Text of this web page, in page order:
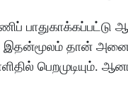
இதன்மூலம் தான்
பெறமுடியும்.